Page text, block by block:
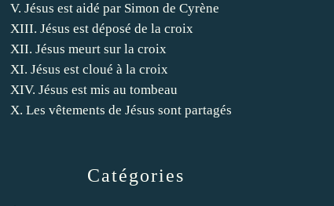
Catégories
V. Jésus est aidé par Simon de Cyrène
XIII. Jésus est déposé de la croix
XII. Jésus meurt sur la croix
XI. Jésus est cloué à la croix
XIV. Jésus est mis au tombeau
X. Les vêtements de Jésus sont partagés